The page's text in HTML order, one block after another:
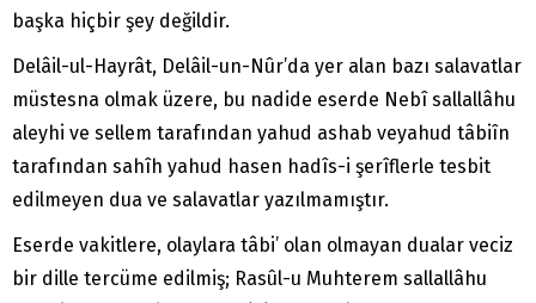
başka hiçbir şey değildir.
Delâil-ul-Hayrât, Delâil-un-Nûr’da yer alan bazı salavatlar
müstesna olmak üzere, bu nadide eserde Nebî sallallâhu
aleyhi ve sellem tarafından yahud ashab veyahud tâbiîn
tarafından sahîh yahud hasen hadîs-i şerîflerle tesbit
edilmeyen dua ve salavatlar yazılmamıştır.
Eserde vakitlere, olaylara tâbi’ olan olmayan dualar veciz
bir dille tercüme edilmiş; Rasûl-u Muhterem sallallâhu